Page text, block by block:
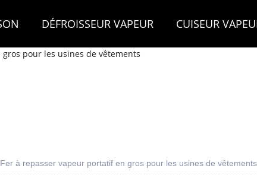
DÉFROISSEUR VAPEUR CUISEUR
Fer à repasser vapeur portatif en gros pour les usines de vêtements